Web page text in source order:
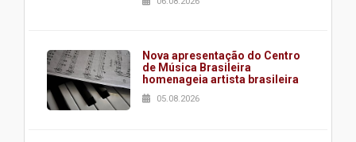
Nova apresentação do Centro
de Música Brasileira
homenageia artista brasileira
05.08.2026